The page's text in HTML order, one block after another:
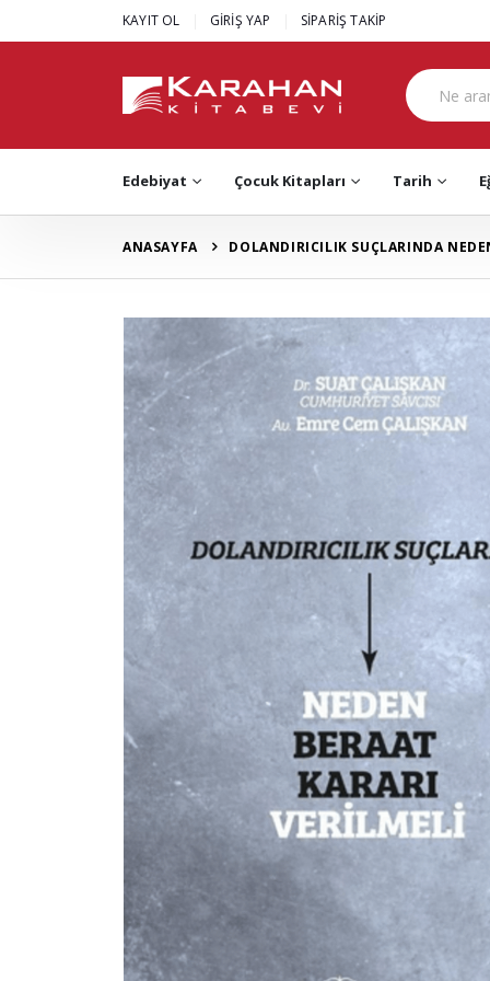
KAYIT OL GİRİŞ YAP SİPARİŞ TAKİP
Edebiyat Çocuk Kitapları Tarih
ANASAYFA DOLANDIRICILIK SUÇLARINDA